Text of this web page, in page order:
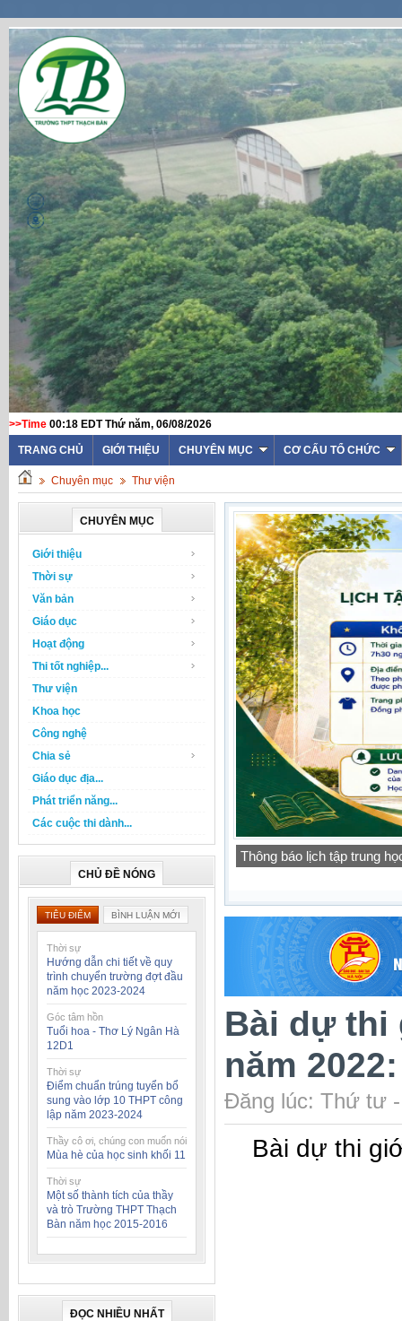
>>Time 00:18 EDT Thứ năm, 06/08/2026
TRANG CHỦ GIỚI THIỆU CHUYÊN MỤC CƠ CẤU TỔ CHỨC
Chuyên mục Thư viện
CHUYÊN MỤC
Giới thiệu
Thời sự
Văn bản
Giáo dục
Hoạt động
Thi tốt nghiệp...
Thư viện
Khoa học
Công nghệ
Chia sẻ
Giáo dục địa...
Phát triển năng...
Các cuộc thi dành...
CHỦ ĐỀ NÓNG
TIÊU ĐIỂM BÌNH LUẬN MỚI
Thời sự
Hướng dẫn chi tiết về quy
trình chuyển trường đợt đầu
năm học 2023-2024
Góc tâm hồn
Tuổi hoa - Thơ Lý Ngân Hà
12D1
Thời sự
Điểm chuẩn trúng tuyển bổ
sung vào lớp 10 THPT công
lập năm 2023-2024
Thầy cô ơi, chúng con muốn nói
Mùa hè của học sinh khối 11
Thời sự
Một số thành tích của thầy
và trò Trường THPT Thạch
Bàn năm học 2015-2016
ĐỌC NHIỀU NHẤT
Báo cáo thường niên của
học 2025-2026
Bài dự thi
năm
Đăng lúc: Thứ tư
Bài dự thi